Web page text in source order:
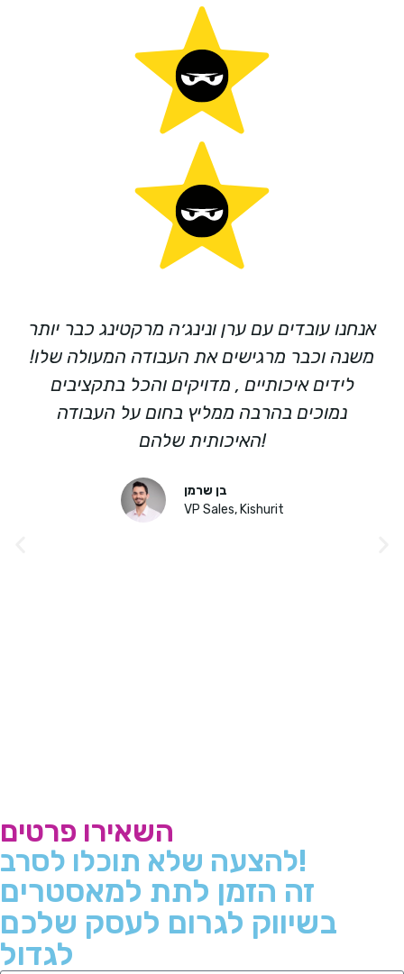
אני שותף ולקוח של נינג'ה מרקטינג למעלה
משנתיים ואני יכול לומר שהלקוחות המשותפים
וגם אני אנוכי בחברת גאיה זוהר מרוצים מאוד
מרמת השירות והידע שלהם שבא לידי ביטוי
בתוצאות שהגדילו הכנסות משמעותית. הם
שחברות גדולות נופלות. בשמי ובשם הלקוחות
שלי אני ממליץ לכם לבחור בנינג'ות של
השאירו פרטים
להצעה שלא תוכלו לסרב!
זה הזמן לתת למאסטרים
בשיווק לגרום לעסק שלכם
לגדול